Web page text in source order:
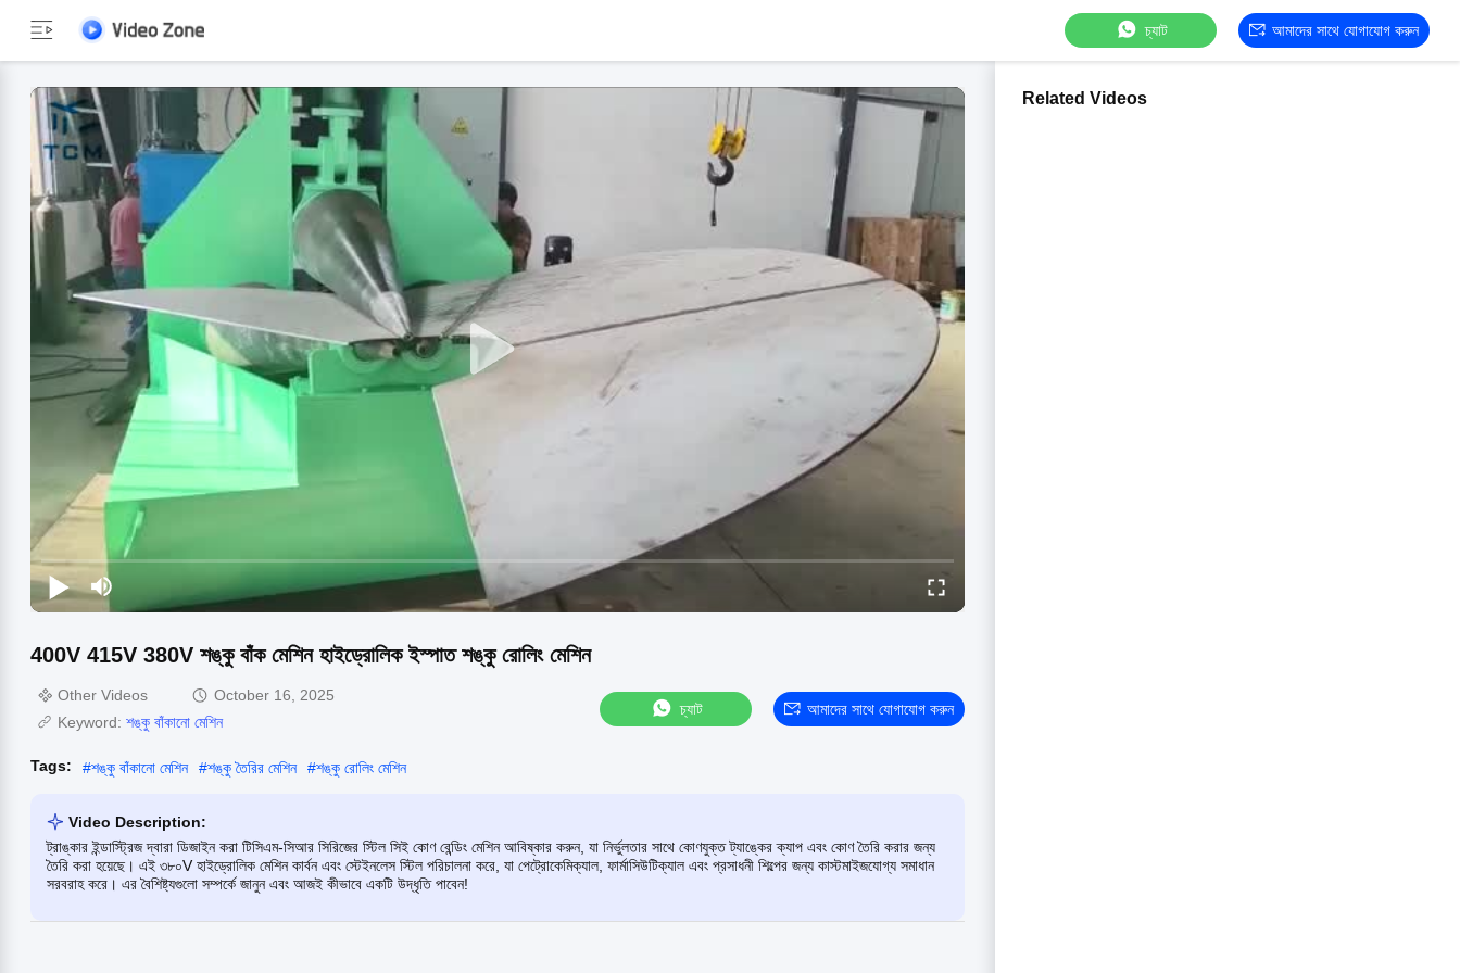
চ্যাট আমাদের সাথে যোগাযোগ করুন
400V 415V 380V শঙ্কু বাঁক মেশিন হাইড্রোলিক ইস্পাত শঙ্কু রোলিং মেশিন
Other Videos
October 16, 2025
Keyword: শঙ্কু বাঁকানো মেশিন
চ্যাট আমাদের সাথে যোগাযোগ করুন
Tags: #শঙ্কু বাঁকানো মেশিন #শঙ্কু তৈরির মেশিন #শঙ্কু রোলিং মেশিন
Video Description:
ট্রাঙ্কার ইন্ডাস্ট্রিজ দ্বারা ডিজাইন করা টিসিএম-সিআর সিরিজের স্টিল সিই কোণ বেন্ডিং মেশিন আবিষ্কার করুন, যা নির্ভুলতার সাথে কোণযুক্ত ট্যাঙ্কের ক্যাপ এবং কোণ তৈরি করার জন্য
তৈরি করা হয়েছে। এই ৩৮০V হাইড্রোলিক মেশিন কার্বন এবং স্টেইনলেস স্টিল পরিচালনা করে, যা পেট্রোকেমিক্যাল, ফার্মাসিউটিক্যাল এবং প্রসাধনী শিল্পের জন্য কাস্টমাইজযোগ্য সমাধান
সরবরাহ করে। এর বৈশিষ্ট্যগুলো সম্পর্কে জানুন এবং আজই কীভাবে একটি উদ্ধৃতি পাবেন!
Related Videos